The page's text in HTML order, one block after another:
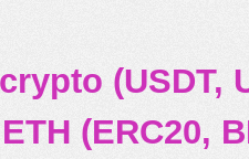
(USDT,
(ERC20,